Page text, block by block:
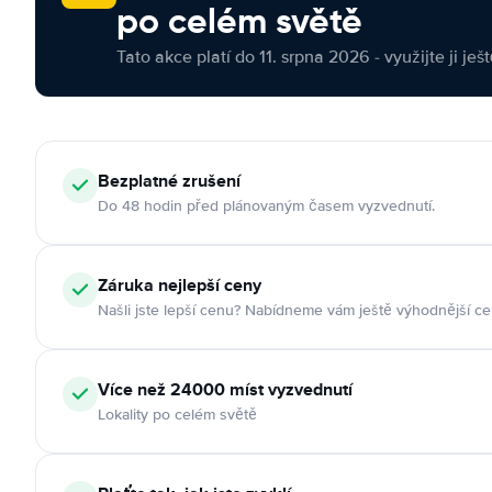
po celém světě
Tato akce platí do 11. srpna 2026 - využijte ji
Bezplatné zrušení
Do 48 hodin před plánovaným časem vyzvednutí.
Záruka nejlepší ceny
Našli jste lepší cenu? Nabídneme vám ještě výhodnější
Více než 24000 míst vyzvednutí
Lokality po celém světě